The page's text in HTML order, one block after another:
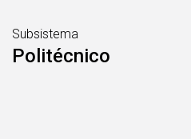
Subsistema
Politécnico